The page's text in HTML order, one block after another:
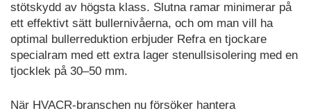
stötskydd av högsta klass. Slutna ramar minimerar på
ett effektivt sätt bullernivåerna, och om man vill ha
optimal bullerreduktion erbjuder Refra en tjockare
specialram med ett extra lager stenullsisolering med en
tjocklek på 30–50 mm.
När HVACR-branschen nu försöker hantera